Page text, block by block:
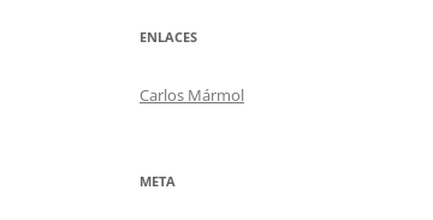
ENLACES
Carlos Mármol
META